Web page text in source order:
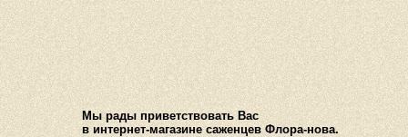
О компании Как купить Фотогалерея Статьи Опт
Мы рады приветствовать Вас
в интернет-магазине саженцев Флора-нова.